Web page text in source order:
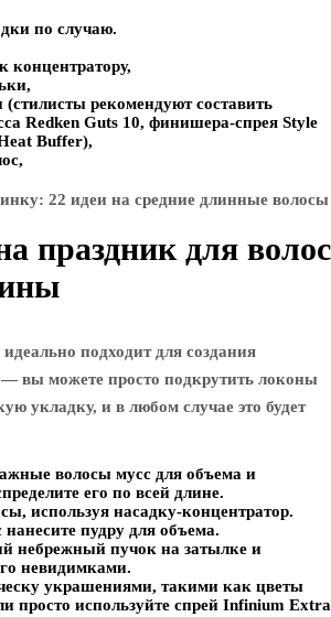
по случаю.
концентратору,
(стилисты рекомендуют составить
Redken Guts 10, финишера-спрея Style
Buffer),
праздник для волос
подходит для создания
вы можете просто подкрутить локоны
укладку, и в любом случае это будет
волосы мусс для объема и
его по всей длине.
используя насадку-концентратор.
пудру для объема.
небрежный пучок на затылке и
невидимками.
украшениями, такими как цветы
просто используйте спрей Infinium Extra